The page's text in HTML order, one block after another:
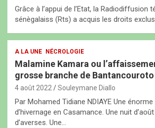
Grâce à l’appui de l’Etat, la Radiodiffusion
sénègalaiss (Rts) a acquis les droits
A LA UNE NÉCROLOGIE
Malamine Kamara ou
grosse branche de Bantancouroto
4 août 2022 Souleymane Diallo
Par Mohamed Tidiane NDIAYE Une énorme
d’hivernage en Casamance. Une nuit
d’averses. Une…